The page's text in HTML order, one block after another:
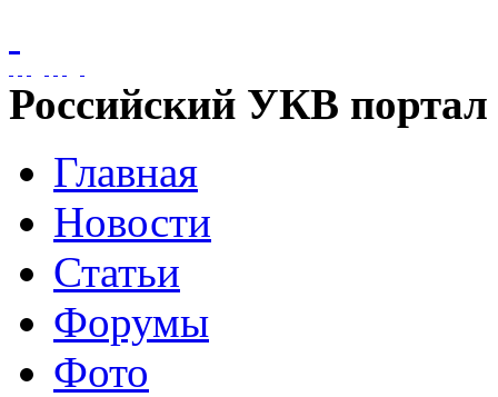
Российский УКВ портал
Главная
Новости
Статьи
Форумы
Фото